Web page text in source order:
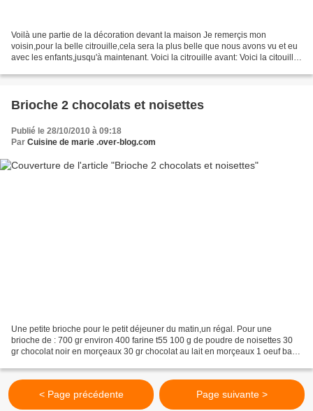
Voilà une partie de la décoration devant la maison Je remerçis mon
voisin,pour la belle citrouille,cela sera la plus belle que nous avons vu et eu
avec les enfants,jusqu'à maintenant. Voici la citrouille avant: Voici la citouille
Brioche 2 chocolats et noisettes
Publié le 28/10/2010 à 09:18
Par Cuisine de marie .over-blog.com
Une petite brioche pour le petit déjeuner du matin,un régal. Pour une
brioche de : 700 gr environ 400 farine t55 100 g de poudre de noisettes 30
gr chocolat noir en morçeaux 30 gr chocolat au lait en morçeaux 1 oeuf battu
< Page précédente Page suivante >